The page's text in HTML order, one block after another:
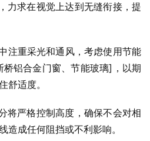
力求在视觉上达到无缝衔接，提
注重采光和通风，考虑使用节能
铝合金门窗、节能玻璃]，以期
舒适度。
将严格控制高度，确保不会对相
造成任何阻挡或不利影响。